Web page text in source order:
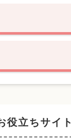
役立ちサイト